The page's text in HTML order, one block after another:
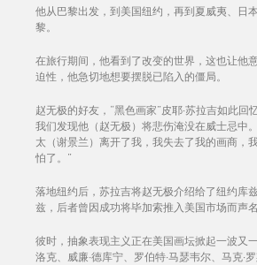
他从巴黎出发，到美国纽约，再到夏威夷、日
黎。
在旅行期间，他看到了改变的世界，这也让他
迫性，他急切地想要摆脱已陷入的僵局。
赵无极的好友，“黑色画家”皮耶·苏拉吉如此回
我们发现他（赵无极）将悲伤淹没在威士忌中
太（谢景兰）离开了我，我失去了我的画商，
怕了。”
落地纽约后，苏拉吉将赵无极介绍给了纽约库
兹，后者曾因成功将毕加索推入美国市场而声名
彼时，抽象表现主义正在美国画坛掀起一波又
洛克、威廉·德库宁、罗伯特·马瑟韦尔、马克·